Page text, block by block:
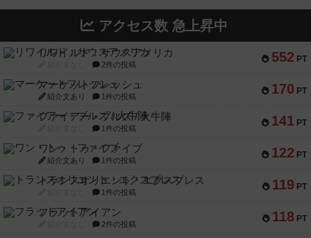
アクセス数 急上昇中
552 PT
リワイルド：サウスアメリカ
2件の投稿
170 PT
マーケットフレッシュ
紹介文あり 1件の投稿
141 PT
ファイアー・ブルズ / 火牛陣
1件の投稿
122 PT
ワン・トゥ・ファイブ
紹介文あり 1件の投稿
119 PT
トランスオリエント・エクスプレス
1件の投稿
118 PT
フラットアイアン
2件の投稿